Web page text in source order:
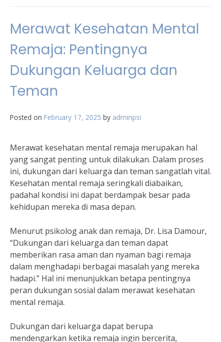
Merawat Kesehatan Mental
Remaja: Pentingnya
Dukungan Keluarga dan
Teman
Posted on February 17, 2025 by adminpsi
Merawat kesehatan mental remaja merupakan hal
yang sangat penting untuk dilakukan. Dalam proses
ini, dukungan dari keluarga dan teman sangatlah vital.
Kesehatan mental remaja seringkali diabaikan,
padahal kondisi ini dapat berdampak besar pada
kehidupan mereka di masa depan.
Menurut psikolog anak dan remaja, Dr. Lisa Damour,
“Dukungan dari keluarga dan teman dapat
memberikan rasa aman dan nyaman bagi remaja
dalam menghadapi berbagai masalah yang mereka
hadapi.” Hal ini menunjukkan betapa pentingnya
peran dukungan sosial dalam merawat kesehatan
mental remaja.
Dukungan dari keluarga dapat berupa
mendengarkan ketika remaja ingin bercerita,